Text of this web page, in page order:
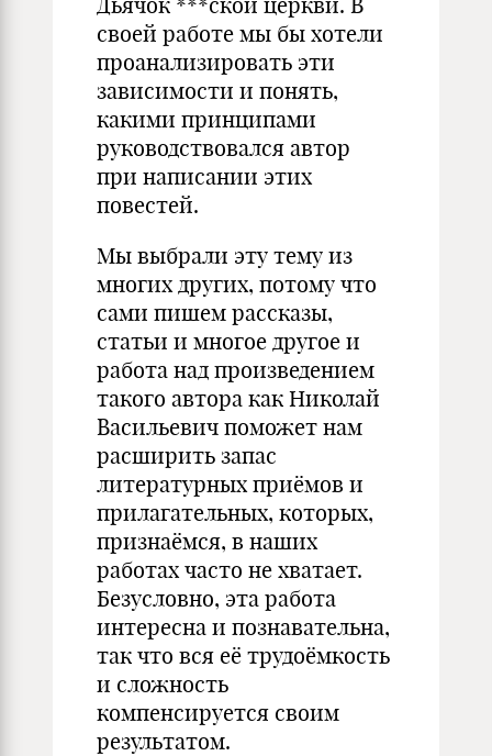
своей работе мы бы хотели
проанализировать эти
зависимости и понять,
какими принципами
руководствовался автор
при написании этих
повестей.
Мы выбрали эту тему из
многих других, потому что
сами пишем рассказы,
статьи и многое другое и
работа над произведением
такого автора как Николай
Васильевич поможет нам
расширить запас
литературных приёмов и
прилагательных, которых,
признаёмся, в наших
работах часто не хватает.
Безусловно, эта работа
интересна и познавательна,
так что вся её трудоёмкость
и сложность
компенсируется своим
результатом.